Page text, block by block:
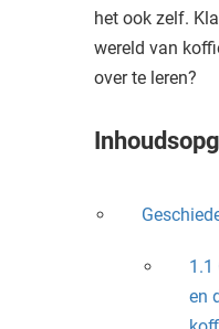
het ook zelf.
wereld van
over te leren?
1.1
en